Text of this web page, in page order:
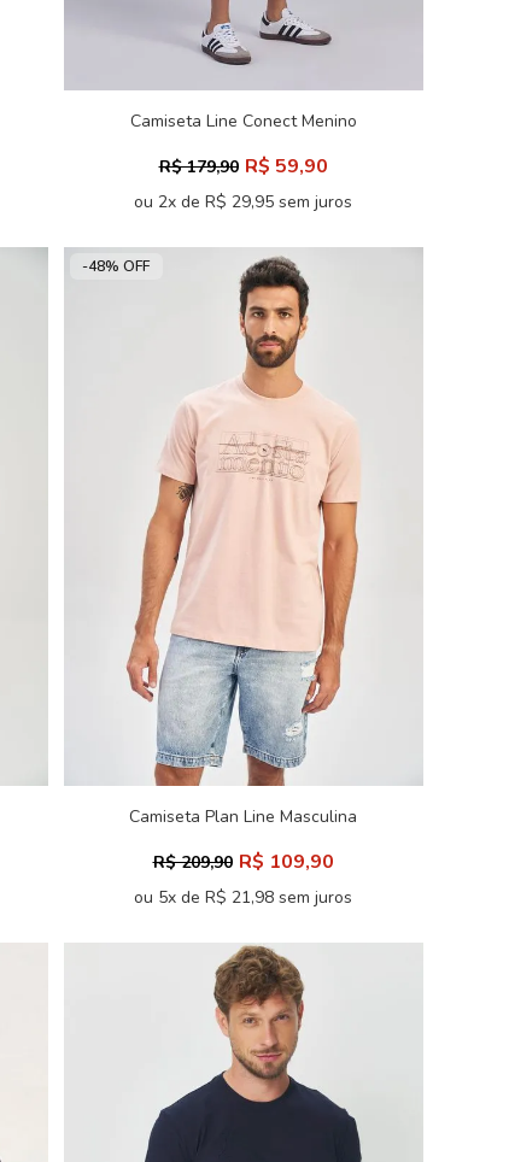
Camiseta Line Conect Menino
R$ 179,90 R$ 59,90
ou 2x de R$ 29,95 sem juros
-48% OFF
Camiseta Plan Line Masculina
R$ 209,90 R$ 109,90
ou 5x de R$ 21,98 sem juros